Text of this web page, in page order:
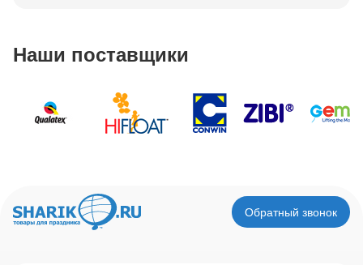
Наши поставщики
Обратный звонок